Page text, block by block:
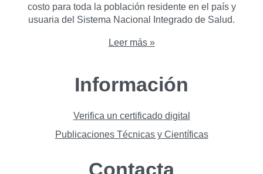
costo para toda la población residente en el país y
usuaria del Sistema Nacional Integrado de Salud.
Leer más »
Información
Verifica un certificado digital
Publicaciones Técnicas y Científicas
Contacta